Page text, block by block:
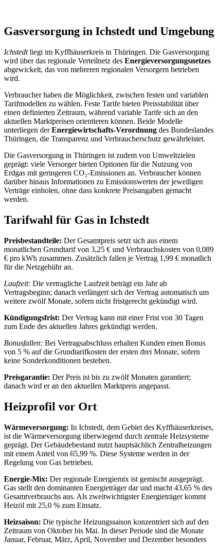
Gasversorgung in Ichstedt und Umgebung
Ichstedtliegt im Kyffhäuserkreis in Thüringen. Die Gasversorgung
wird über das regionale Verteilnetz des Energieversorgungsnetzes
abgewickelt, das von mehreren regionalen Versorgern betrieben
wird.
Verbraucher haben die Möglichkeit, zwischen festen und variablen
Tarifmodellen zu wählen. Feste Tarife bieten Preisstabilität über
einen definierten Zeitraum, während variable Tarife sich an den
aktuellen Marktpreisen orientieren können. Beide Modelle
unterliegen derEnergiewirtschafts-Verordnung des Bundeslandes
Thüringen, die Transparenz und Verbraucherschutz gewährleistet.
Die Gasversorgung in Thüringen ist zudem von Umweltzielen
geprägt: viele Versorger bieten Optionen für die Nutzung von
Erdgas mit geringeren CO₂-Emissionen an. Verbraucher können
darüber hinaus Informationen zu Emissionswerten der jeweiligen
Verträge einholen, ohne dass konkrete Preisangaben gemacht
werden.
Tarifwahl für Gas in Ichstedt
Preisbestandteile: Der Gesamtpreis setzt sich aus einem
monatlichen Grundtarif von 3,25 € und Verbrauchskosten von 0,089
€ pro kWh zusammen. Zusätzlich fallen je Vertrag 1,99 € monatlich
für die Netzgebühr an.
Laufzeit: Die vertragliche Laufzeit beträgt ein Jahr ab
Vertragsbeginn; danach verlängert sich der Vertrag automatisch um
weitere zwölf Monate, sofern nicht fristgerecht gekündigt wird.
Kündigungsfrist: Der Vertrag kann mit einer Frist von 30 Tagen
zum Ende des aktuellen Jahres gekündigt werden.
Bonusfallen: Bei Vertragsabschluss erhalten Kunden einen Bonus
von 5 % auf die Grundtarifkosten der ersten drei Monate, sofern
keine Sonderkonditionen bestehen.
Preisgarantie: Der Preis ist bis zu zwölf Monaten garantiert;
danach wird er an den aktuellen Marktpreis angepasst.
Heizprofil vor Ort
Wärmeversorgung: In Ichstedt, dem Gebiet des Kyffhäuserkreises,
ist die Wärmeversorgung überwiegend durch zentrale Heizsysteme
geprägt. Der Gebäudebestand nutzt hauptsächlich Zentralheizungen
mit einem Anteil von 65,99 %. Diese Systeme werden in der
Regelung von Gas betrieben.
Energie-Mix: Der regionale Energiemix ist gemischt ausgeprägt.
Gas stellt den dominanten Energieträger dar und macht 43,65 % des
Gesamtverbrauchs aus. Als zweitwichtigster Energieträger kommt
Heizöl mit 25,0 % zum Einsatz.
Heizsaison: Die typische Heizungssaison konzentriert sich auf den
Zeitraum von Oktober bis Mai. In dieser Periode sind die Monate
Januar, Februar, März, April, November und Dezember besonders